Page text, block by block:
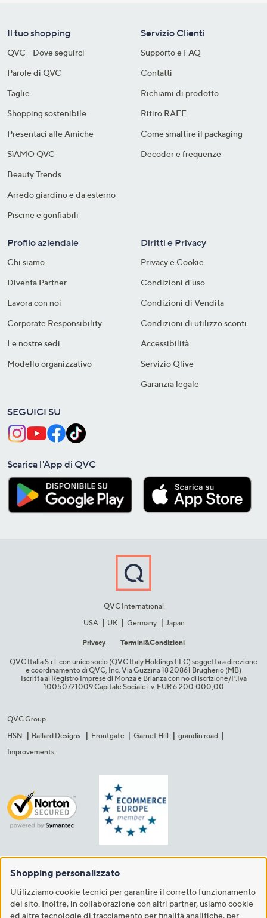
Il tuo shopping
QVC - Dove seguirci
Parole di QVC
Taglie
Shopping sostenibile​
Presentaci alle Amiche
SìAMO QVC
Beauty Trends
Arredo giardino e da esterno
Piscine e gonfiabili
Servizio Clienti
Supporto e FAQ
Contatti
Richiami di prodotto
Ritiro RAEE
Come smaltire il packaging​
Decoder e frequenze​
Profilo aziendale
Chi siamo
Diventa Partner
Lavora con noi
Corporate Responsibility
Le nostre sedi
Modello organizzativo
Diritti e Privacy
Privacy e Cookie
Condizioni d'uso
Condizioni di Vendita
Condizioni di utilizzo sconti
Accessibilità
Servizio Qlive
Garanzia legale
SEGUICI SU
Scarica l'App di QVC
QVC International
USA
UK Germany Japan
Privacy Termini&C​ondizioni
QVC Italia S.r.l. con unico socio (QVC Italy Holdings LLC) soggetta a direzione
e coordinamento di QVC, Inc. Via Guzzina 18 20861 Brugherio (MB)​
Iscritta al Registro Imprese di Monza e Brianza con no di iscrizione/P.Iva
10050721009 Capitale Sociale i.v. EUR 6.200.000,00​
QVC Group
HSN
Ballard Designs Frontgate Garnet Hill
grandin road
Improvements
Shopping personalizzato
Utilizziamo cookie tecnici per garantire il corretto funzionamento
del sito. Inoltre, in collaborazione con altri partner, usiamo cookie
ed altre tecnologie di tracciamento per finalità analitiche, per